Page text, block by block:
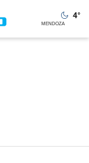
4°